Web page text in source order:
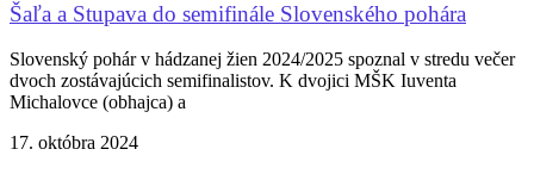
Šaľa a Stupava do semifinále Slovenského pohára
Slovenský pohár v hádzanej žien 2024/2025 spoznal v stredu večer
dvoch zostávajúcich semifinalistov. K dvojici MŠK Iuventa
Michalovce (obhajca) a
17. októbra 2024